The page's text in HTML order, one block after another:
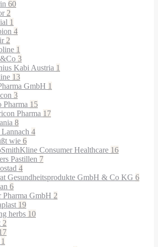
60
2
1
4
2
1
3
Kabi Austria 1
13
GmbH 1
3
Pharma 15
Pharma 17
8
4
wie 6
Consumer Healthcare 16
Pastillen 7
4
Gesundheitsprodukte GmbH & Co KG 6
6
Pharma GmbH 2
19
herbs 10
2
1